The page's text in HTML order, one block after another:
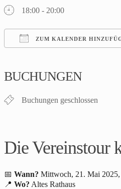
18:00 - 20:00
ZUM KALENDER
BUCHUNGEN
Buchungen geschlossen
Die Vereinstour
📅 Wann? Mittwoch, 21. Mai
📍 Wo? Altes Rathaus